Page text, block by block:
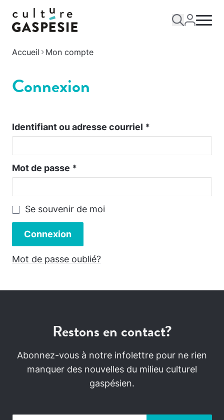
Accueil Mon compte
Connexion
Identifiant ou adresse courriel *
Mot de passe *
Se souvenir de moi
Connexion
Mot de passe oublié?
Restons en contact?
Abonnez-vous à notre infolettre pour ne rien
manquer des nouvelles du milieu culturel
gaspésien.